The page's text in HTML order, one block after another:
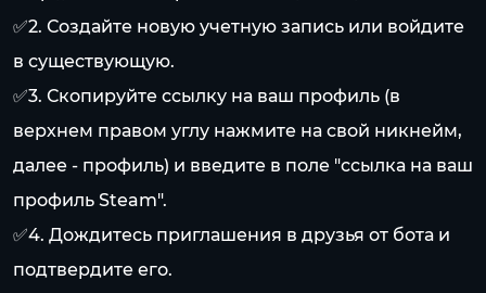
✅2. Создайте новую учетную запись или войдите
в существующую.
✅3. Скопируйте ссылку на ваш профиль (в
верхнем правом углу нажмите на свой никнейм,
далее - профиль) и введите в поле "ссылка на ваш
профиль Steam".
✅4. Дождитесь приглашения в друзья от бота и
подтвердите его.